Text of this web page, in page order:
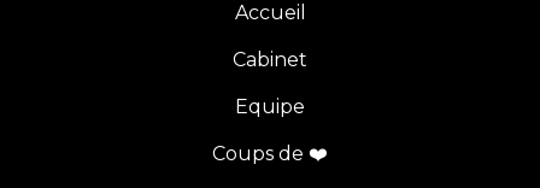
Accueil
Cabinet
Equipe
Coups de ❤️